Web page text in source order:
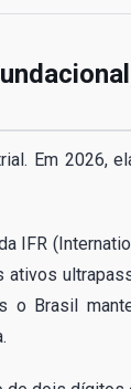
Em 2026,
IFR
ativos
o Brasil